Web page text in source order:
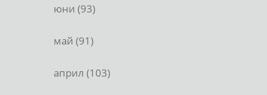
юни (93)
май (91)
април (103)